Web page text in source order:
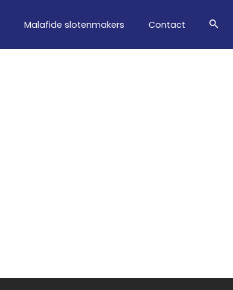
Malafide slotenmakers Contact